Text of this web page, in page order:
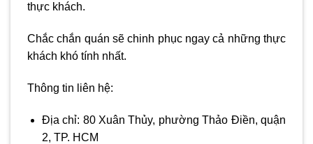
thực khách.
Chắc chắn quán sẽ chinh phục ngay cả những thực
khách khó tính nhất.
Thông tin liên hệ:
Địa chỉ: 80 Xuân Thủy, phường Thảo Điền, quận
2, TP. HCM